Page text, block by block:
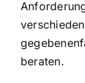
beraten.